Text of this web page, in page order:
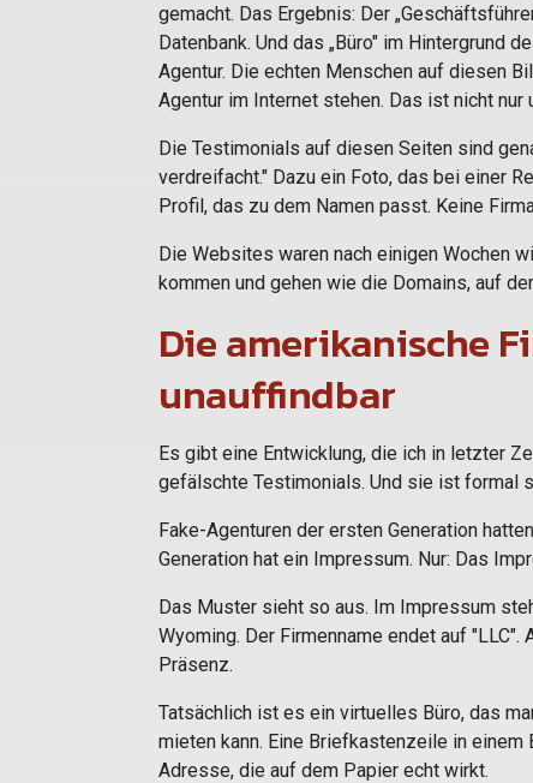
gemacht. Das Ergebnis: Der
Datenbank. Und das „Büro" im Hintergrund
Agentur. Die echten Menschen auf diesen
Agentur im Internet stehen. Das ist nicht
Die Testimonials auf diesen Seiten sind
verdreifacht." Dazu ein Foto, das bei einer
Profil, das zu dem Namen passt. Keine
Die Websites waren nach einigen Wochen
kommen und gehen wie die Domains, auf
Die amerikanische
unauffindbar
Es gibt eine Entwicklung, die ich in letzter
gefälschte Testimonials. Und sie ist formal
Fake-Agenturen der ersten Generation
Generation hat ein Impressum. Nur: Das
Das Muster sieht so aus. Im Impressum
Wyoming. Der Firmenname endet auf
Präsenz.
Tatsächlich ist es ein virtuelles Büro, das
mieten kann. Eine Briefkastenzeile in
Adresse, die auf dem Papier echt wirkt.